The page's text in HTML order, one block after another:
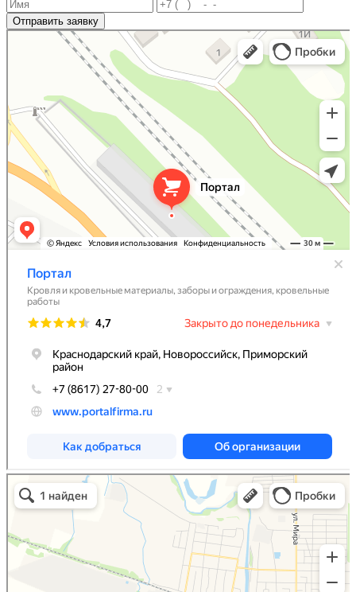
Отправить заявку
Кровля и кровельные материалы в Новороссийске
Фасады и фасадные системы в Новороссийске
Кровля и кровельные материалы в Абинске
Фасады и фасадные системы в Абинске